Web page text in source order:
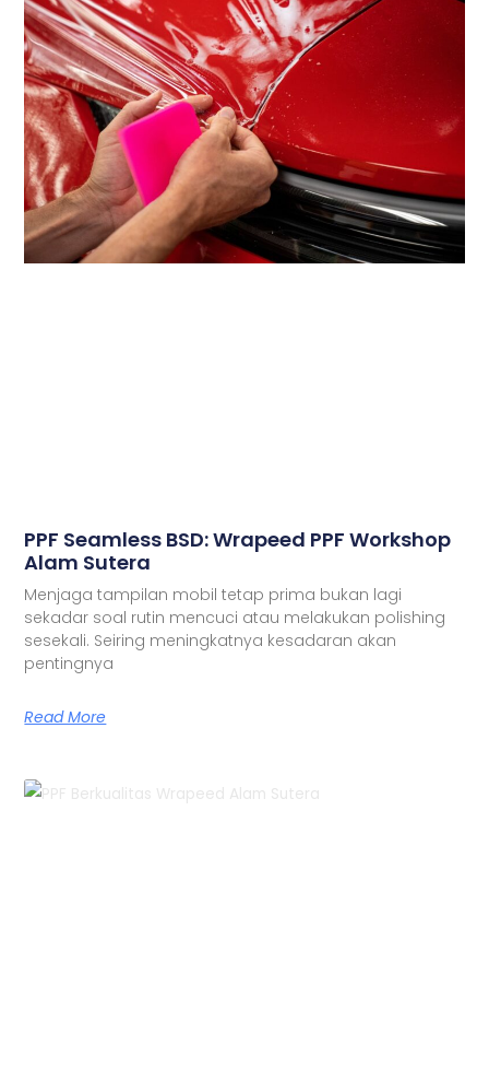
PPF Seamless BSD: Wrapeed PPF Workshop
Alam Sutera
Menjaga tampilan mobil tetap prima bukan lagi
sekadar soal rutin mencuci atau melakukan polishing
sesekali. Seiring meningkatnya kesadaran akan
pentingnya
Read More